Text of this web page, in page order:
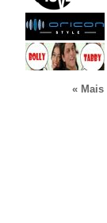
« Mais